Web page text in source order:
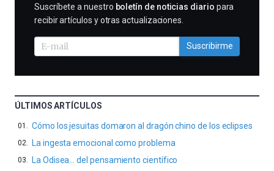
SUSCRIBIRME
Suscríbete a nuestro boletín de noticias diario para
recibir artículos y otras actualizaciones.
Suscribirme
ÚLTIMOS ARTÍCULOS
Cómo los jesuitas domaron al dragón chino de los eclipses
La ingesta emocional como problema
La Odisea… del pensamiento científico